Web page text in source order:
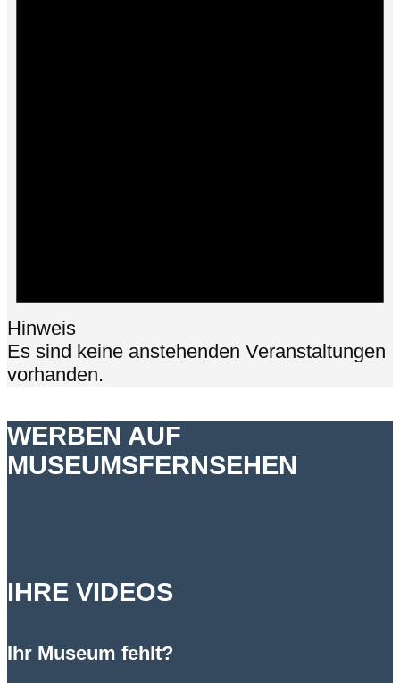
Hinweis
Es sind keine anstehenden Veranstaltungen
vorhanden.
WERBEN AUF
MUSEUMSFERNSEHEN
IHRE VIDEOS
Ihr Museum fehlt?